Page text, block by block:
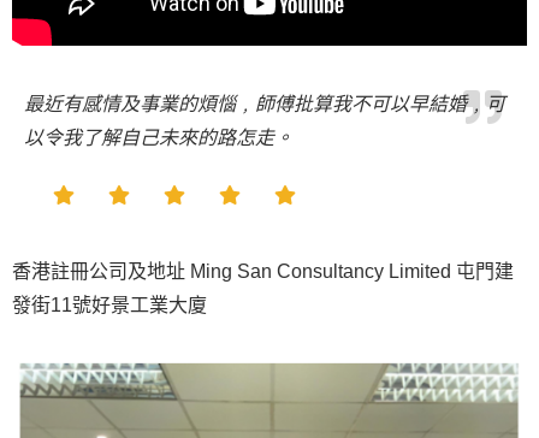
最近有感情及事業的煩惱﹐師傅批算我不可以早結婚﹐可
以令我了解自己未來的路怎走。
香港註冊公司及地址 Ming San Consultancy Limited 屯門建
發街11號好景工業大廈